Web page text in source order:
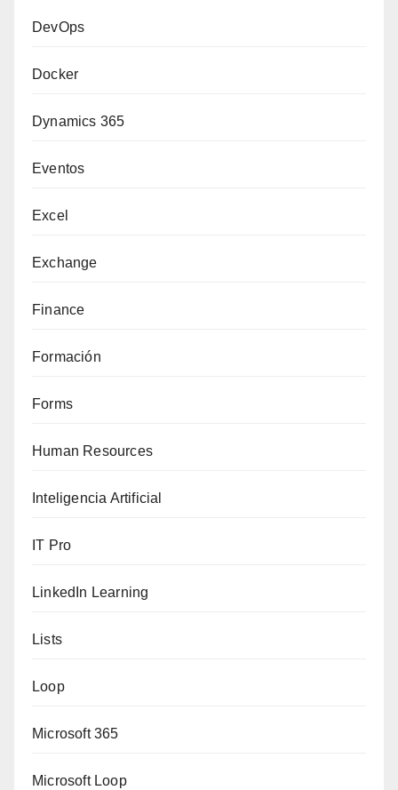
DevOps
Docker
Dynamics 365
Eventos
Excel
Exchange
Finance
Formación
Forms
Human Resources
Inteligencia Artificial
IT Pro
LinkedIn Learning
Lists
Loop
Microsoft 365
Microsoft Loop